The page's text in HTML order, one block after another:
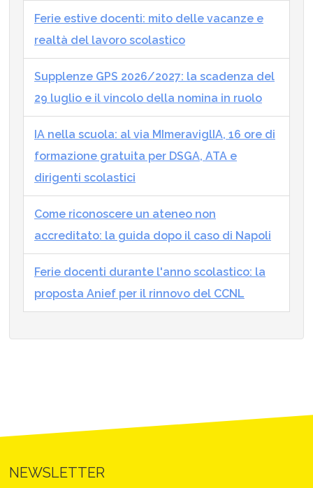
Ferie estive docenti: mito delle vacanze e
realtà del lavoro scolastico
Supplenze GPS 2026/2027: la scadenza del
29 luglio e il vincolo della nomina in ruolo
IA nella scuola: al via MImeraviglIA, 16 ore di
formazione gratuita per DSGA, ATA e
dirigenti scolastici
Come riconoscere un ateneo non
accreditato: la guida dopo il caso di Napoli
Ferie docenti durante l'anno scolastico: la
proposta Anief per il rinnovo del CCNL
NEWSLETTER